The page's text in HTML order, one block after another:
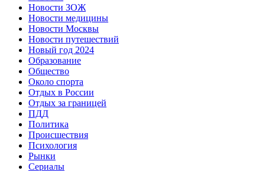
Новости ЗОЖ
Новости медицины
Новости Москвы
Новости путешествий
Новый год 2024
Образование
Общество
Около спорта
Отдых в России
Отдых за границей
ПДД
Политика
Происшествия
Психология
Рынки
Сериалы